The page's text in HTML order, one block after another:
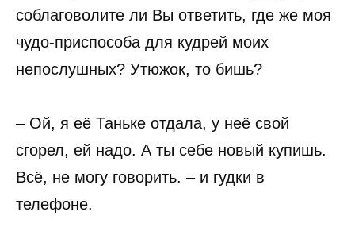
соблаговолите ли Вы ответить, где же моя
чудо-приспособа для кудрей моих
непослушных? Утюжок, то бишь?
– Ой, я её Таньке отдала, у неё свой
сгорел, ей надо. А ты себе новый купишь.
Всё, не могу говорить. – и гудки в
телефоне.